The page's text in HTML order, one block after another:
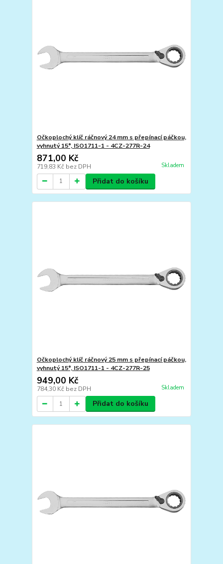
Očkoplochý klíč ráčnový 24 mm s přepínací páčkou,
vyhnutý 15°, ISO1711-1 - 4CZ-277R-24
871,00 Kč
719,83 Kč bez DPH Skladem
Přidat do košíku
Očkoplochý klíč ráčnový 25 mm s přepínací páčkou,
vyhnutý 15°, ISO1711-1 - 4CZ-277R-25
949,00 Kč
784,30 Kč bez DPH Skladem
Přidat do košíku